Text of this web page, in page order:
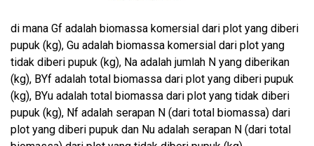
di mana Gf adalah biomassa komersial dari plot yang diberi
pupuk (kg), Gu adalah biomassa komersial dari plot yang
tidak diberi pupuk (kg), Na adalah jumlah N yang diberikan
(kg), BYf adalah total biomassa dari plot yang diberi pupuk
(kg), BYu adalah total biomassa dari plot yang tidak diberi
pupuk (kg), Nf adalah serapan N (dari total biomassa) dari
plot yang diberi pupuk dan Nu adalah serapan N (dari total